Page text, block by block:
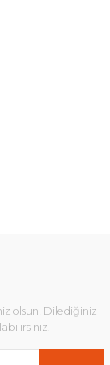
olsun! Dilediğiniz